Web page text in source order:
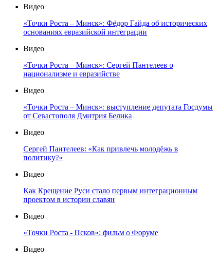
Видео
«Точки Роста – Минск»: Фёдор Гайда об исторических
основаниях евразийской интеграции
Видео
«Точки Роста – Минск»: Сергей Пантелеев о
национализме и евразийстве
Видео
«Точки Роста – Минск»: выступление депутата Госдумы
от Севастополя Дмитрия Белика
Видео
Сергей Пантелеев: «Как привлечь молодёжь в
политику?»
Видео
Как Крещение Руси стало первым интеграционным
проектом в истории славян
Видео
«Точки Роста - Псков»: фильм о Форуме
Видео